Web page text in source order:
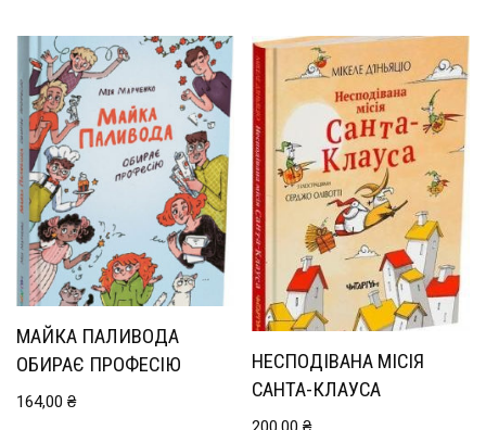
МАЙКА ПАЛИВОДА
ОБИРАЄ ПРОФЕСІЮ
164,00 ₴
НЕСПОДІВАНА МІСІЯ
САНТА-КЛАУСА